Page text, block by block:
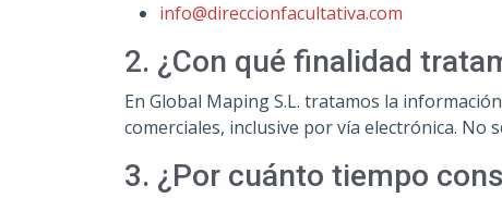
info@direccionfacultativa.com
2. ¿Con qué finalidad
En Global Maping S.L. tratamos la
comerciales, inclusive por vía electrónica. No
3. ¿Por cuánto tiempo